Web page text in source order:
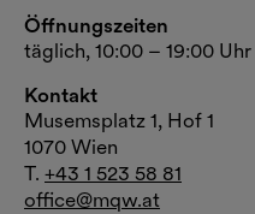
Öffnungszeiten
täglich, 10:00 – 19:00 Uhr
Kontakt
Musemsplatz 1, Hof 1
1070 Wien
T. +43 1 523 58 81
office@mqw.at